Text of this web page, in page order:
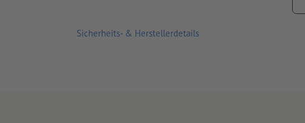
auch für fettige oder feuchte Lebensmittel geeignet
Lieferung: verklebt und ineinander gestapelt
Sicherheits- & Herstellerdetails